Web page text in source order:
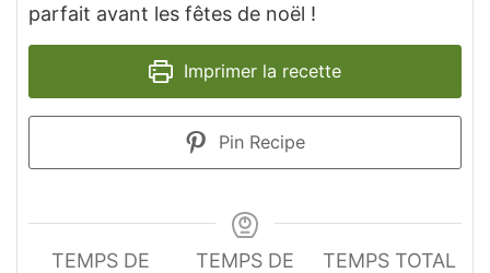
parfait avant les fêtes de noël !
Imprimer la recette
Pin Recipe
TEMPS DE
TEMPS DE
TEMPS TOTAL